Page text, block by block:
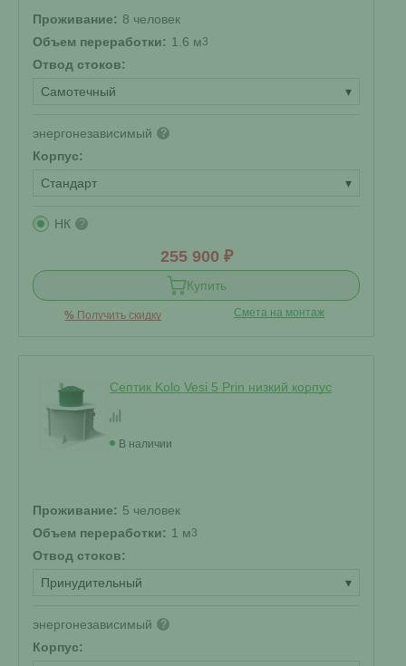
Проживание: 8 человек
Объем переработки: 1.6 м3
Отвод стоков:
Самотечный
▾
энергонезависимый ?
Корпус:
Стандарт
▾
НК ?
255 900 ₽
Купить
% Получить скидку Смета на монтаж
Септик Kolo Vesi 5 Prin низкий корпус
В наличии
Проживание: 5 человек
Объем переработки: 1 м3
Отвод стоков:
Принудительный
▾
энергонезависимый ?
Корпус: